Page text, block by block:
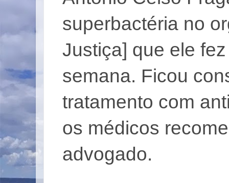
superbactéria no
Justiça] que ele
semana. Ficou
tratamento com
os médicos
advogado.